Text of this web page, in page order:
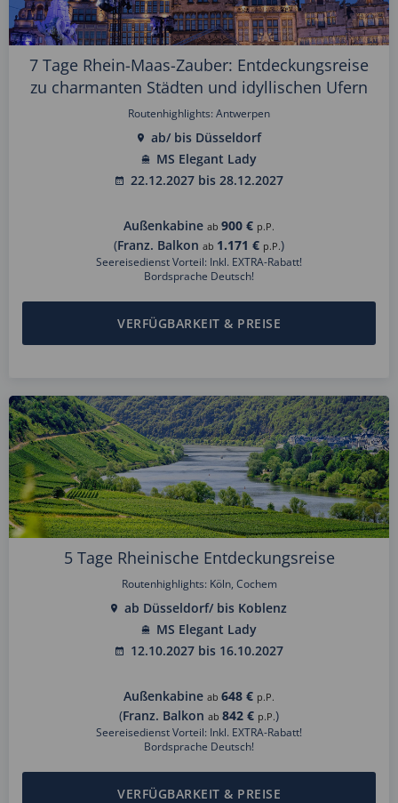
7 Tage Rhein-Maas-Zauber: Entdeckungsreise
zu charmanten Städten und idyllischen Ufern
Routenhighlights: Antwerpen
ab/ bis Düsseldorf
MS Elegant Lady
22.12.2027 bis 28.12.2027
Außenkabine ab900 € p.P.
(Franz. Balkon ab 1.171 € p.P.)
Seereisedienst Vorteil: Inkl. EXTRA-Rabatt!
Bordsprache Deutsch!
VERFÜGBARKEIT & PREISE
5 Tage Rheinische Entdeckungsreise
Routenhighlights: Köln, Cochem
ab Düsseldorf/ bis Koblenz
MS Elegant Lady
12.10.2027 bis 16.10.2027
Außenkabine ab648 € p.P.
(Franz. Balkon ab842 € p.P.)
Seereisedienst Vorteil: Inkl. EXTRA-Rabatt!
Bordsprache Deutsch!
VERFÜGBARKEIT & PREISE